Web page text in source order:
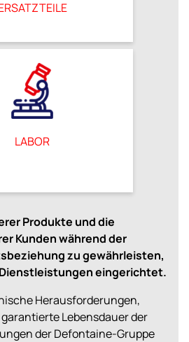
LABOR
Produkte und die
Kunden während der
zu gewährleisten,
eingerichtet.
Herausforderungen,
Lebensdauer der
der Defontaine-Gruppe